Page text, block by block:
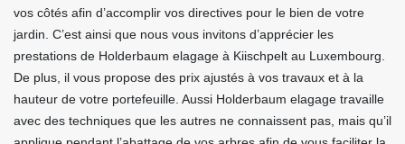
vos côtés afin d’accomplir vos directives pour le bien de votre
jardin. C’est ainsi que nous vous invitons d’apprécier les
prestations de Holderbaum elagage à Kiischpelt au Luxembourg.
De plus, il vous propose des prix ajustés à vos travaux et à la
hauteur de votre portefeuille. Aussi Holderbaum elagage travaille
avec des techniques que les autres ne connaissent pas, mais qu’il